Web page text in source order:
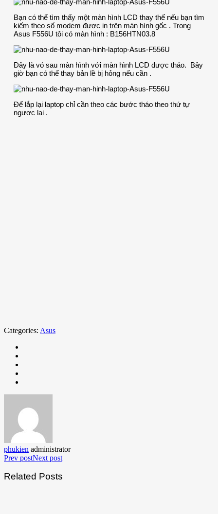
Bạn có thể tìm thấy một màn hình LCD thay thế nếu bạn tìm
kiếm theo số modem được in trên màn hình gốc . Trong
Asus F556U tôi có màn hình : B156HTN03.8
Đây là vỏ sau màn hình với màn hình LCD được tháo. Bây
giờ bạn có thể thay bản lề bị hỏng nếu cần .
Để lắp lại laptop chỉ cần theo các bước tháo theo thứ tự
ngược lại .
Categories: Asus
phukien administrator
Prev postNext post
Related Posts